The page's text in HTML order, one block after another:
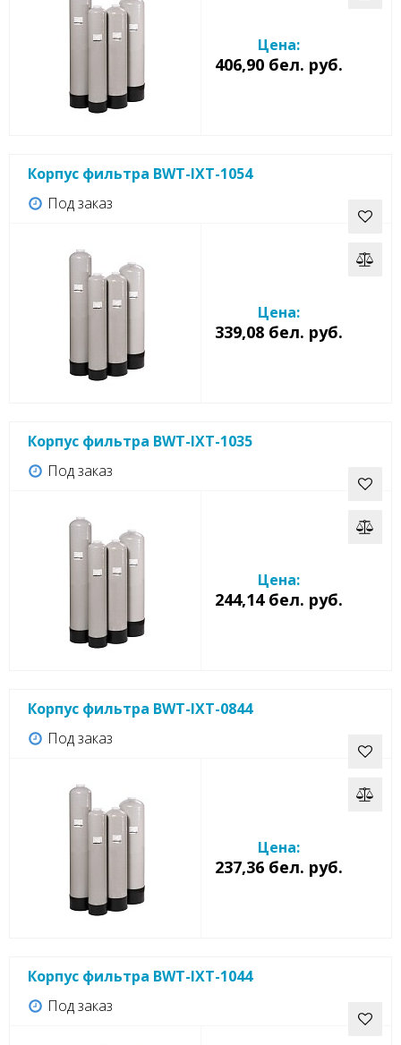
Цена:
406,90 бел. руб.
Под заказ
Корпус фильтра BWT-IXT-1054
Цена:
339,08 бел. руб.
Под заказ
Корпус фильтра BWT-IXT-1035
Цена:
244,14 бел. руб.
Под заказ
Корпус фильтра BWT-IXT-0844
Цена:
237,36 бел. руб.
Под заказ
Корпус фильтра BWT-IXT-1044